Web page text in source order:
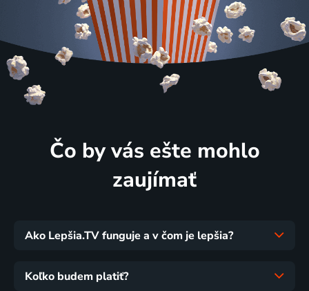
Čo by vás ešte mohlo
zaujímať
Ako Lepšia.TV funguje a v čom je lepšia?
Koľko budem platiť?